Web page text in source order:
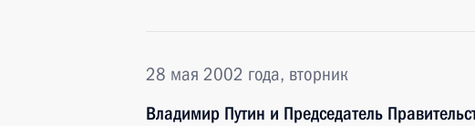
28 мая 2002 года, вторник
Владимир Путин и Председатель